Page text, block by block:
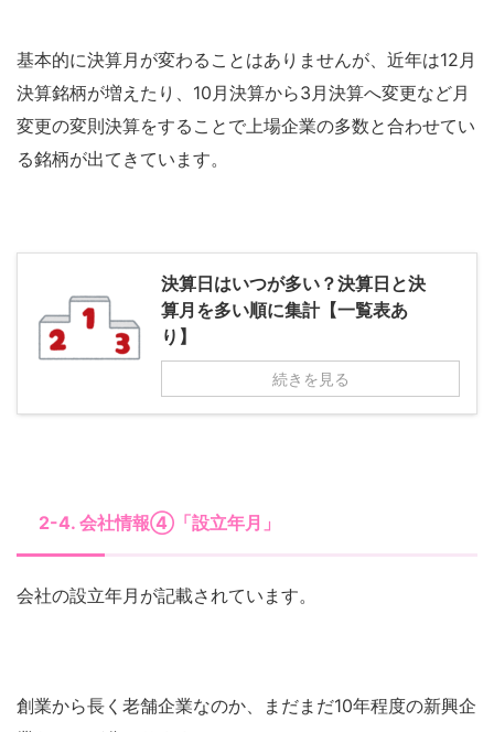
基本的に決算月が変わることはありませんが、近年は12月
決算銘柄が増えたり、10月決算から3月決算へ変更など月
変更の変則決算をすることで上場企業の多数と合わせてい
る銘柄が出てきています。
決算日はいつが多い？決算日と決
算月を多い順に集計【一覧表あ
り】
続きを見る
2-4. 会社情報④「設立年月」
会社の設立年月が記載されています。
創業から長く老舗企業なのか、まだまだ10年程度の新興企